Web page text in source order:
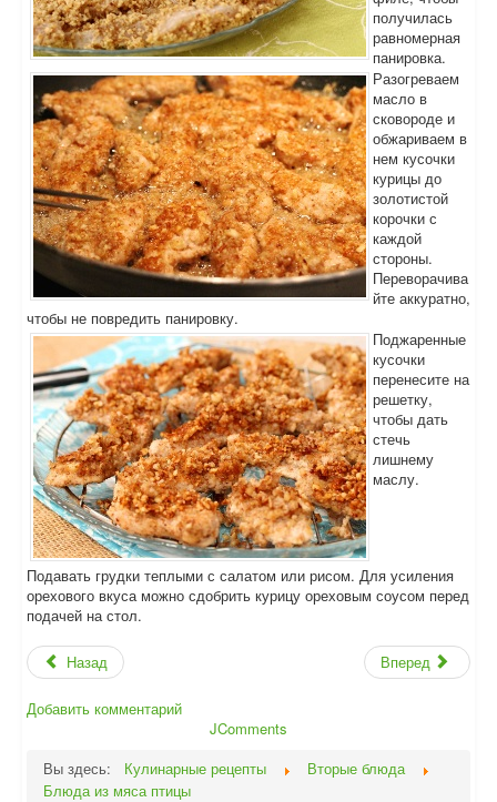
получилась
равномерная
панировка.
Разогреваем
масло в
сковороде и
обжариваем в
нем кусочки
курицы до
золотистой
корочки с
каждой
стороны.
Переворачива
йте аккуратно,
чтобы не повредить панировку.
Поджаренные
кусочки
перенесите на
решетку,
чтобы дать
стечь
лишнему
маслу.
Подавать грудки теплыми с салатом или рисом. Для усиления
орехового вкуса можно сдобрить курицу ореховым соусом перед
подачей на стол.
Назад Вперед
Добавить комментарий
JComments
Вы здесь:
Кулинарные рецепты
Вторые блюда
Блюда из мяса птицы